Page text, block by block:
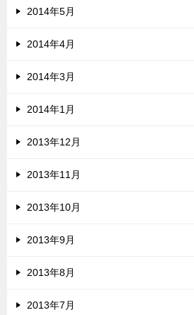
2014年5月
2014年4月
2014年3月
2014年1月
2013年12月
2013年11月
2013年10月
2013年9月
2013年8月
2013年7月